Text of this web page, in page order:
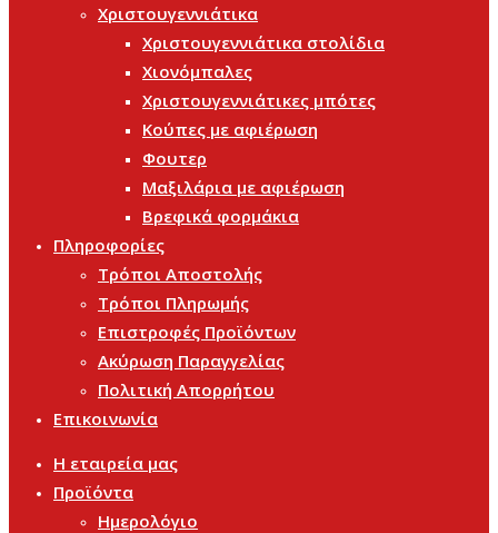
Χριστουγεννιάτικα
Χριστουγεννιάτικα στολίδια
Χιονόμπαλες
Χριστουγεννιάτικες μπότες
Κούπες με αφιέρωση
Φουτερ
Μαξιλάρια με αφιέρωση
Βρεφικά φορμάκια
Πληροφορίες
Τρόποι Αποστολής
Τρόποι Πληρωμής
Επιστροφές Προϊόντων
Ακύρωση Παραγγελίας
Πολιτική Απορρήτου
Επικοινωνία
Η εταιρεία μας
Προϊόντα
Ημερολόγιο